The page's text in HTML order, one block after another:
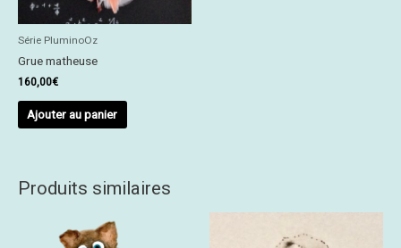
Série PluminoOz
Grue matheuse
160,00€
Ajouter au panier
Produits similaires